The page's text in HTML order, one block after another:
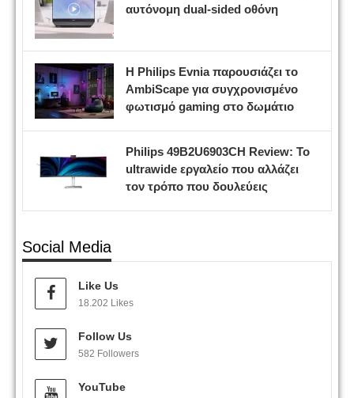
αυτόνομη dual-sided οθόνη
Η Philips Evnia παρουσιάζει το
AmbiScape για συγχρονισμένο
φωτισμό gaming στο δωμάτιο
Philips 49B2U6903CH Review: Το
ultrawide εργαλείο που αλλάζει
τον τρόπο που δουλεύεις
Social Media
Like Us
18.202 Likes
Follow Us
582 Followers
YouTube